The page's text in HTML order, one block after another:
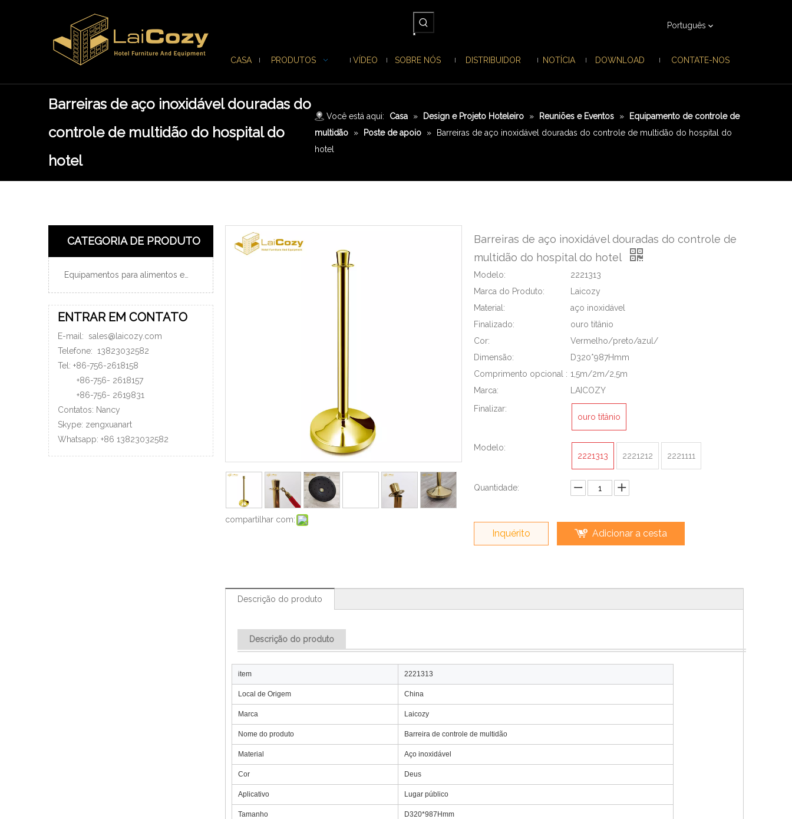
Português
CASA PRODUTOS VÍDEO SOBRE NÓS DISTRIBUIDOR NOTÍCIA DOWNLOAD CONTATE-NOS
Barreiras de aço inoxidável douradas do
controle de multidão do hospital do
hotel
Você está aqui: Casa » Design e Projeto Hoteleiro » Reuniões e Eventos »
Equipamento de controle de
multidão
» Poste de apoio »
Barreiras de aço inoxidável douradas do controle de multidão do hospital do
hotel
CATEGORIA DE PRODUTO
ENTRAR EM CONTATO
E-mail: sales@laicozy.com
Telefone: 13823032582
Tel: +86-756-2618158
+86-756- 2618157
+86-756- 2619831
Contatos: Nancy
Skype: zengxuanart
Whatsapp: +86 13823032582
compartilhar com:
Barreiras de aço inoxidável douradas do controle de
multidão do hospital do hotel
Modelo:
2221313
Marca do Produto:
Laicozy
Material:
aço inoxidável
Finalizado:
ouro titânio
Cor:
Vermelho/preto/azul/
Dimensão:
D320*987Hmm
Comprimento opcional : 1,5m/2m/2,5m
Marca:
LAICOZY
Finalizar:
ouro titânio
Modelo:
2221313
2221212 2221111
Quantidade:
Inquérito Adicionar a cesta
Descrição do produto
Descrição do produto
item 2221313
Local de Origem China
Marca Laicozy
Nome do produto Barreira de controle de multidão
Material Aço inoxidável
Cor Deus
Aplicativo Lugar público
Tamanho D320*987Hmm